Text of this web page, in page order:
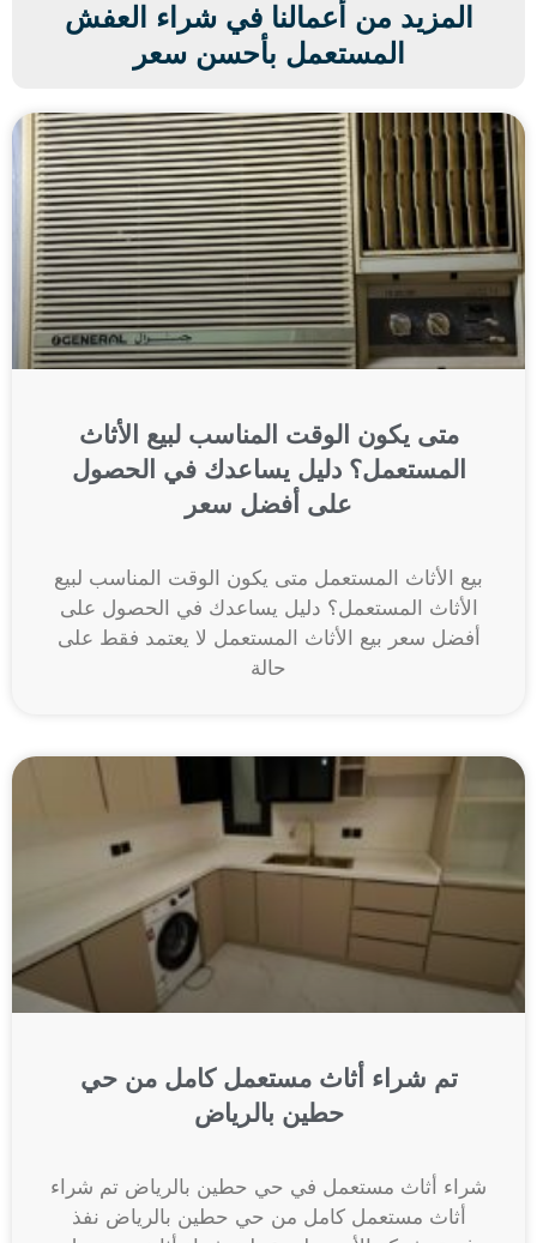
المزيد من أعمالنا في شراء العفش
المستعمل بأحسن سعر
متى يكون الوقت المناسب لبيع الأثاث
المستعمل؟ دليل يساعدك في الحصول
على أفضل سعر
بيع الأثاث المستعمل متى يكون الوقت المناسب لبيع
الأثاث المستعمل؟ دليل يساعدك في الحصول على
أفضل سعر بيع الأثاث المستعمل لا يعتمد فقط على
حالة
تم شراء أثاث مستعمل كامل من حي
حطين بالرياض
شراء أثاث مستعمل في حي حطين بالرياض تم شراء
أثاث مستعمل كامل من حي حطين بالرياض نفذ